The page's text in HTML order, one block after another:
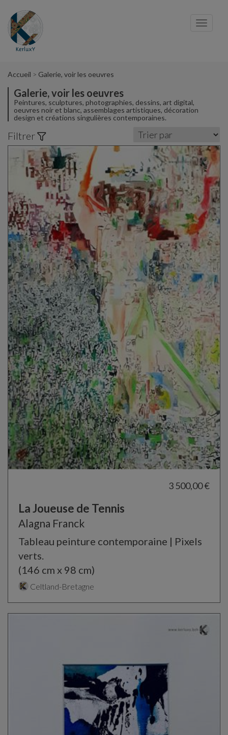
Accueil Galerie, voir les oeuvres
Galerie, voir les oeuvres
Peintures, sculptures, photographies, dessins, art digital,
oeuvres noir et blanc, assemblages artistiques, décoration
design et créations singulières contemporaines.
Filtrer
3 500,00 €
La Joueuse de Tennis
Alagna Franck
Tableau peinture contemporaine | Pixels
verts.
(146 cm x 98 cm)
Celtland-Bretagne